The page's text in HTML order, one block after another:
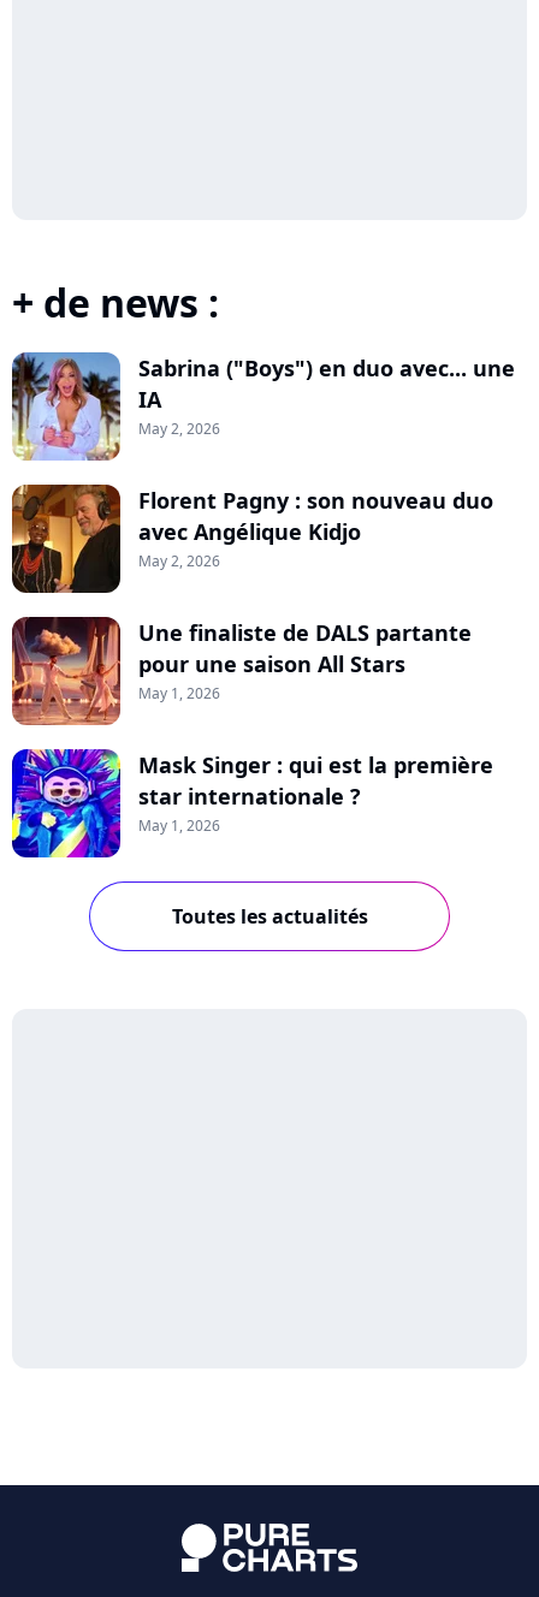
+ de news :
Sabrina ("Boys") en duo avec... une
IA
May 2, 2026
Florent Pagny : son nouveau duo
avec Angélique Kidjo
May 2, 2026
Une finaliste de DALS partante
pour une saison All Stars
May 1, 2026
Mask Singer : qui est la première
star internationale ?
May 1, 2026
Toutes les actualités